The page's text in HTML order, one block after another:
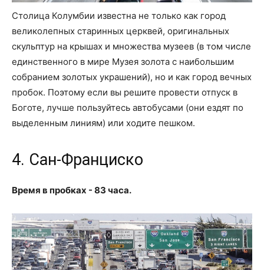
Столица Колумбии известна не только как город
великолепных старинных церквей, оригинальных
скульптур на крышах и множества музеев (в том числе
единственного в мире Музея золота с наибольшим
собранием золотых украшений), но и как город вечных
пробок. Поэтому если вы решите провести отпуск в
Боготе, лучше пользуйтесь автобусами (они ездят по
выделенным линиям) или ходите пешком.
4. Сан-Франциско
Время в пробках - 83 часа.